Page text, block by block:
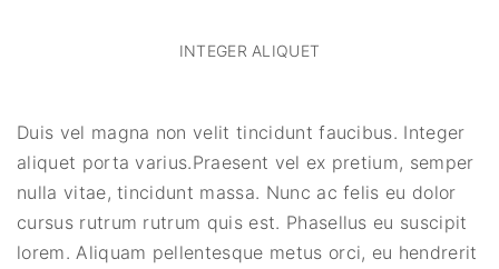
INTEGER ALIQUET
Duis vel magna non velit tincidunt faucibus. Integer
aliquet porta varius.Praesent vel ex pretium, semper
nulla vitae, tincidunt massa. Nunc ac felis eu dolor
cursus rutrum rutrum quis est. Phasellus eu suscipit
lorem. Aliquam pellentesque metus orci, eu hendrerit